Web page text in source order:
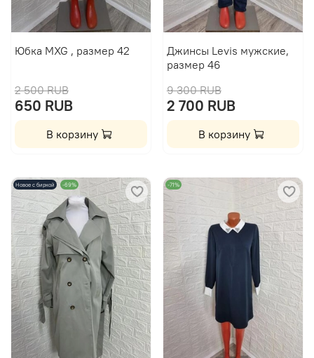
Юбка MXG , размер 42
2 500 RUB
650 RUB
В корзину
Джинсы Levis мужские,
размер 46
9 300 RUB
2 700 RUB
В корзину
Новое с биркой -69% -71%